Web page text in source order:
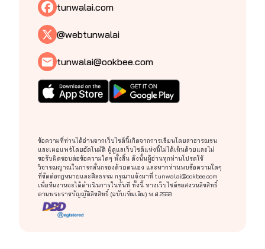
tunwalai.com
@webtunwalai
tunwalai@ookbee.com
ข้อความที่ท่านได้อ่านจากเว็บไซต์นี้เกิดจากการเขียนโดยสาธารณชน
และเผยแพร่โดยอัตโนมัติ ผู้ดูแลเว็บไซต์แห่งนี้ไม่ได้เห็นด้วยและไม่
ขอรับผิดชอบต่อข้อความใดๆ ทั้งสิ้น ดังนั้นผู้อ่านทุกท่านโปรดใช้
วิจารณญาณในการกลั่นกรองด้วยตนเอง และหากท่านพบข้อความใดๆ
ที่ขัดต่อกฎหมายและศีลธรรม กรุณาแจ้งมาที่ tunwalai@ookbee.com
เพื่อทีมงานจะได้ดำเนินการในทันที ทั้งนี้ ทางเว็บไซต์ขอสงวนลิขสิทธิ์
ตามพระราชบัญญัติลิขสิทธิ์ (ฉบับเพิ่มเติม) พ.ศ.2558